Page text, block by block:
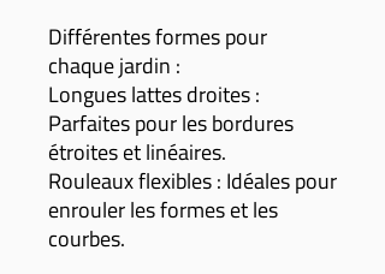
Différentes formes pour
chaque jardin :
Longues lattes droites :
Parfaites pour les bordures
étroites et linéaires.
Rouleaux flexibles : Idéales pour
enrouler les formes et les
courbes.